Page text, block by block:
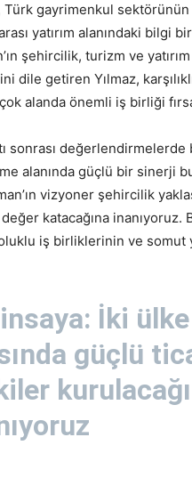
Türk gayrimenkul
yatırım alanındaki bilgi
şehircilik, turizm ve
dile getiren Yılmaz,
alanda önemli iş birliği
sonrası değerlendirmelerde
alanında güçlü bir sinerji
vizyoner şehircilik
katacağına inanıyoruz.
iş birliklerinin ve somut
İki ülke
güçlü